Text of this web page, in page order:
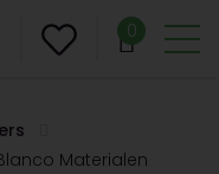
0
Materialen